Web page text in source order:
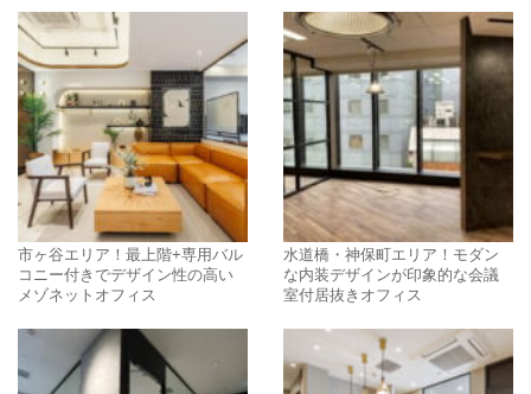
市ヶ谷エリア！最上階+専用バル
コニー付きでデザイン性の高い
メゾネットオフィス
水道橋・神保町エリア！モダン
な内装デザインが印象的な会議
室付居抜きオフィス